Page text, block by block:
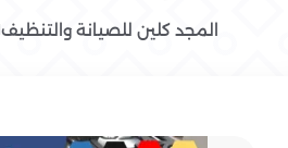
المجد كلين للصيانة والتنظيف